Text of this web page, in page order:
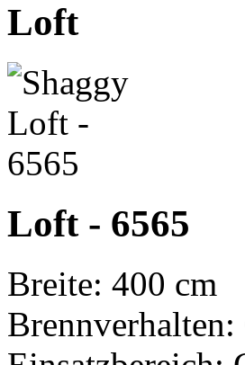
Loft
Loft - 6565
Breite: 400 cm